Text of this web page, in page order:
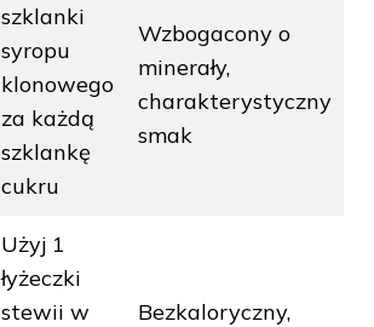
szklanki
syropu
klonowego
za każdą
szklankę
cukru
Wzbogacony o
minerały,
charakterystyczny
smak
Użyj 1
łyżeczki
stewii w
Bezkaloryczny,